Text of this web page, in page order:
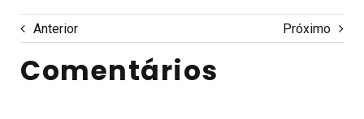
Anterior Próximo
Comentários